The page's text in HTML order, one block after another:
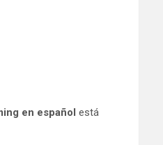
en español está